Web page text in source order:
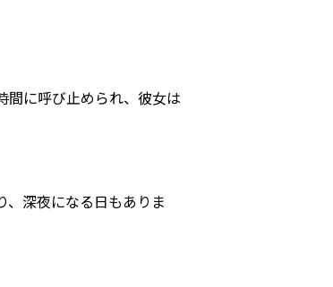
間に呼び止められ、彼女は
、深夜になる日もありま